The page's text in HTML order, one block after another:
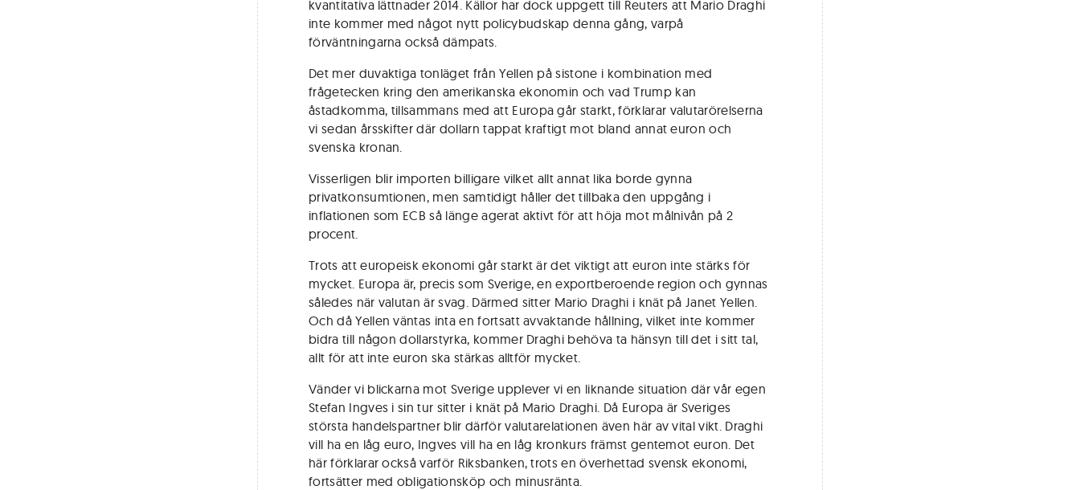
kvantitativa lättnader 2014. Källor har dock uppgett till Reuters att Mario Draghi
inte kommer med något nytt policybudskap denna gång, varpå
förväntningarna också dämpats.
Det mer duvaktiga tonläget från Yellen på sistone i kombination med
frågetecken kring den amerikanska ekonomin och vad Trump kan
åstadkomma, tillsammans med att Europa går starkt, förklarar valutarörelserna
vi sedan årsskifter där dollarn tappat kraftigt mot bland annat euron och
svenska kronan.
Visserligen blir importen billigare vilket allt annat lika borde gynna
privatkonsumtionen, men samtidigt håller det tillbaka den uppgång i
inflationen som ECB så länge agerat aktivt för att höja mot målnivån på 2
procent.
Trots att europeisk ekonomi går starkt är det viktigt att euron inte stärks för
mycket. Europa är, precis som Sverige, en exportberoende region och gynnas
således när valutan är svag. Därmed sitter Mario Draghi i knät på Janet Yellen.
Och då Yellen väntas inta en fortsatt avvaktande hållning, vilket inte kommer
bidra till någon dollarstyrka, kommer Draghi behöva ta hänsyn till det i sitt tal,
allt för att inte euron ska stärkas alltför mycket.
Vänder vi blickarna mot Sverige upplever vi en liknande situation där vår egen
Stefan Ingves i sin tur sitter i knät på Mario Draghi. Då Europa är Sveriges
största handelspartner blir därför valutarelationen även här av vital vikt. Draghi
vill ha en låg euro, Ingves vill ha en låg kronkurs främst gentemot euron. Det
här förklarar också varför Riksbanken, trots en överhettad svensk ekonomi,
fortsätter med obligationsköp och minusränta.